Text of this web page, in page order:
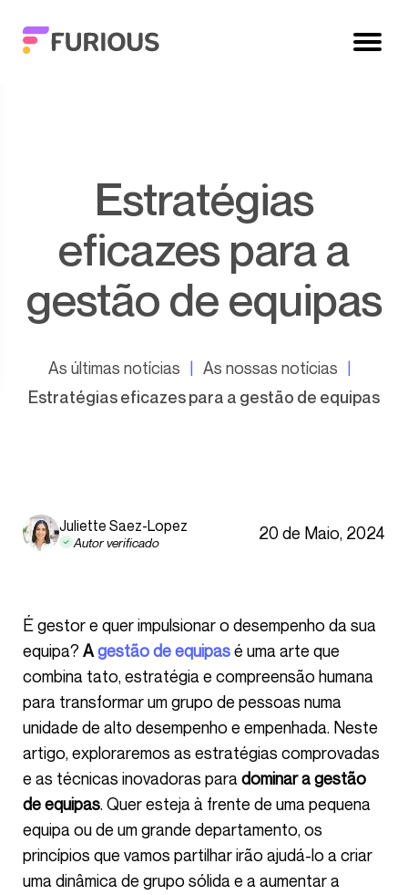
Estratégias
eficazes para a
gestão de equipas
As últimas notícias
As nossas notícias
Estratégias eficazes para a gestão de equipas
Juliette Saez-Lopez
Autor verificado 20 de Maio, 2024
É gestor e quer impulsionar o desempenho da sua
equipa?Agestão de equipasé uma arte que
combina tato, estratégia e compreensão humana
para transformar um grupo de pessoas numa
unidade de alto desempenho e empenhada. Neste
artigo, exploraremos as estratégias comprovadas
e as técnicas inovadoras para dominar a gestão
de equipas. Quer esteja à frente de uma pequena
equipa ou de um grande departamento, os
princípios que vamos partilhar irão ajudá-lo a criar
uma dinâmica de grupo sólida e a aumentar a